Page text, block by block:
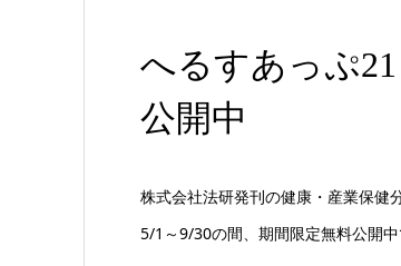
へるすあっぷ
公開中
株式会社法研発刊の健康・産業保健
5/1～9/30の間、期間限定無料公開中